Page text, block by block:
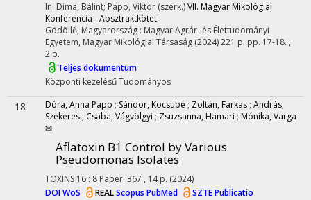
In: Dima, Bálint; Papp, Viktor (szerk.)VII. Magyar Mikológiai
Konferencia - Absztraktkötet
Gödöllő, Magyarország : Magyar Agrár- és Élettudományi
Egyetem, Magyar Mikológiai Társaság (2024)221 p. pp. 17-18. ,
2 p.
Teljes dokumentum
Központi kezelésűTudományos
18 Dóra, Anna Papp ; Sándor, Kocsubé ; Zoltán, Farkas ; András,
Szekeres ; Csaba, Vágvölgyi ; Zsuzsanna, Hamari ; Mónika, Varga
✉
Aflatoxin B1 Control by Various
Pseudomonas Isolates
TOXINS 16 : 8 Paper: 367 , 14 p. (2024)
DOIWoS REALScopus PubMed
SZTE Publicatio